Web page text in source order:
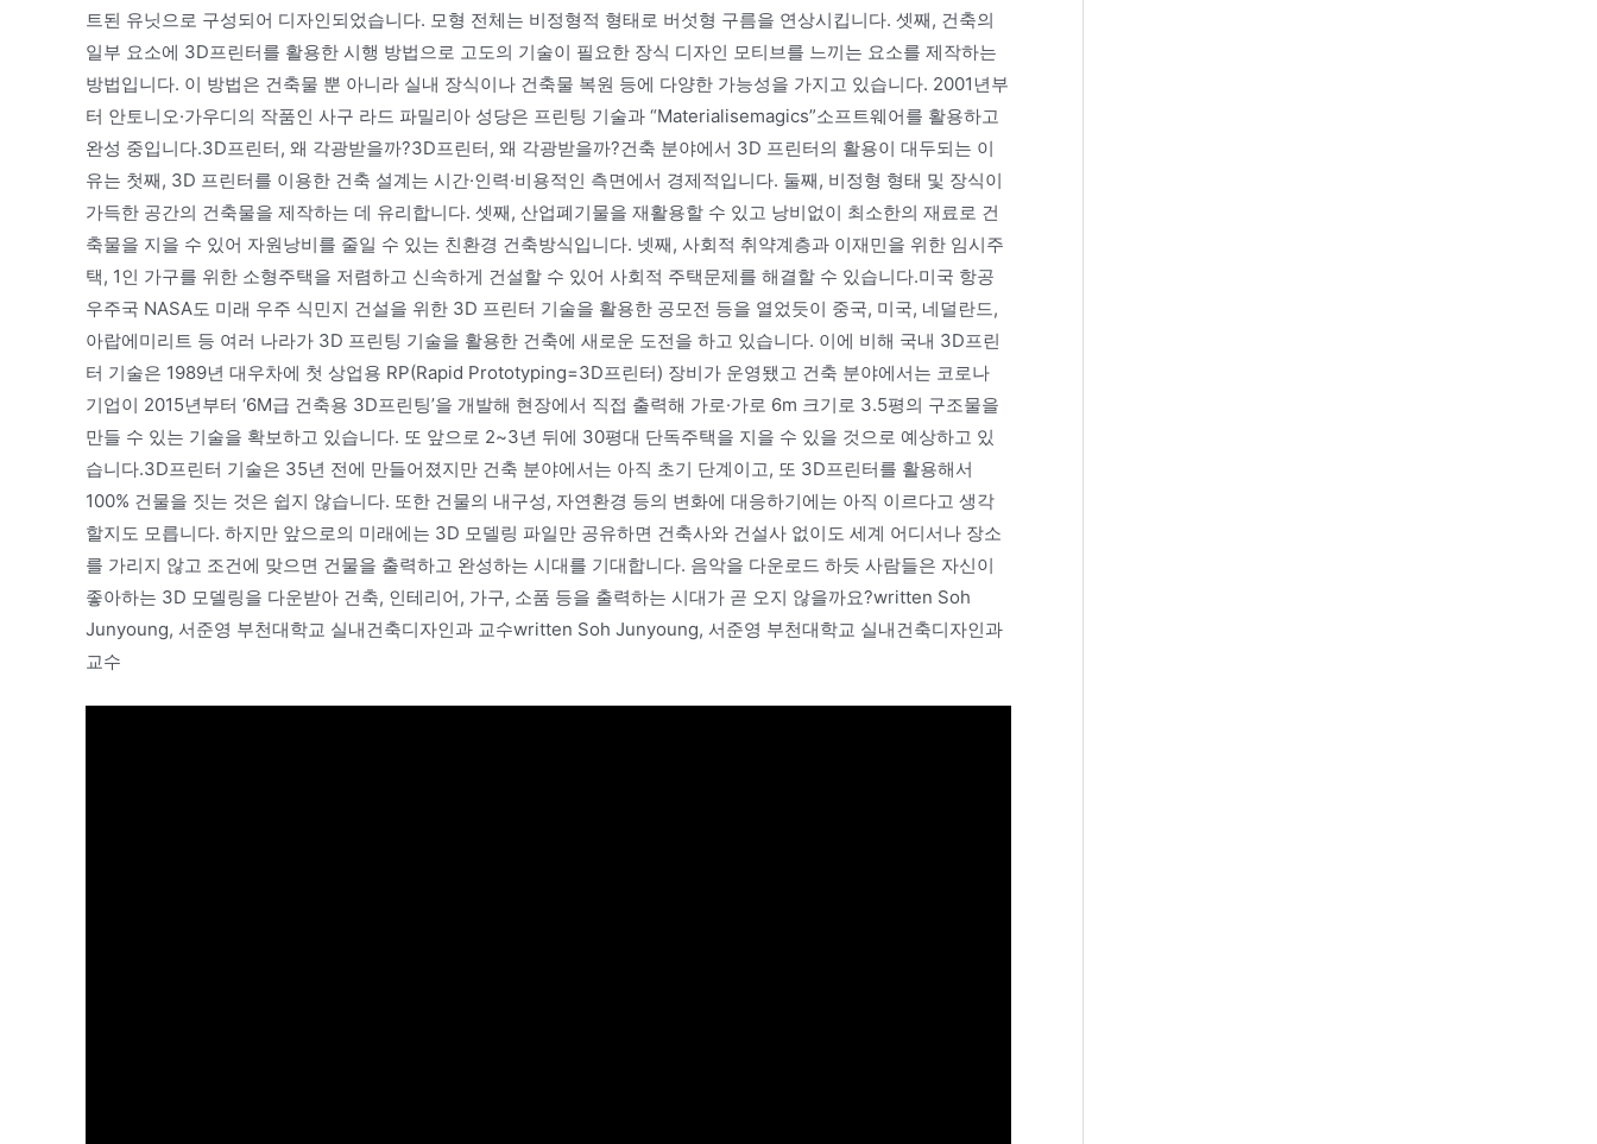
트된 유닛으로 구성되어 디자인되었습니다. 모형 전체는 비정형적 형태로 버섯형 구름을 연상시킵니다. 셋째, 건축의
일부 요소에 3D프린터를 활용한 시행 방법으로 고도의 기술이 필요한 장식 디자인 모티브를 느끼는 요소를 제작하는
방법입니다. 이 방법은 건축물 뿐 아니라 실내 장식이나 건축물 복원 등에 다양한 가능성을 가지고 있습니다. 2001년부
터 안토니오·가우디의 작품인 사구 라드 파밀리아 성당은 프린팅 기술과 “Materialisemagics”소프트웨어를 활용하고
완성 중입니다.3D프린터, 왜 각광받을까?3D프린터, 왜 각광받을까?건축 분야에서 3D 프린터의 활용이 대두되는 이
유는 첫째, 3D 프린터를 이용한 건축 설계는 시간·인력·비용적인 측면에서 경제적입니다. 둘째, 비정형 형태 및 장식이
가득한 공간의 건축물을 제작하는 데 유리합니다. 셋째, 산업폐기물을 재활용할 수 있고 낭비없이 최소한의 재료로 건
축물을 지을 수 있어 자원낭비를 줄일 수 있는 친환경 건축방식입니다. 넷째, 사회적 취약계층과 이재민을 위한 임시주
택, 1인 가구를 위한 소형주택을 저렴하고 신속하게 건설할 수 있어 사회적 주택문제를 해결할 수 있습니다.미국 항공
우주국 NASA도 미래 우주 식민지 건설을 위한 3D 프린터 기술을 활용한 공모전 등을 열었듯이 중국, 미국, 네덜란드,
아랍에미리트 등 여러 나라가 3D 프린팅 기술을 활용한 건축에 새로운 도전을 하고 있습니다. 이에 비해 국내 3D프린
터 기술은 1989년 대우차에 첫 상업용 RP(Rapid Prototyping=3D프린터) 장비가 운영됐고 건축 분야에서는 코로나
기업이 2015년부터 ‘6M급 건축용 3D프린팅’을 개발해 현장에서 직접 출력해 가로·가로 6m 크기로 3.5평의 구조물을
만들 수 있는 기술을 확보하고 있습니다. 또 앞으로 2~3년 뒤에 30평대 단독주택을 지을 수 있을 것으로 예상하고 있
습니다.3D프린터 기술은 35년 전에 만들어졌지만 건축 분야에서는 아직 초기 단계이고, 또 3D프린터를 활용해서
100% 건물을 짓는 것은 쉽지 않습니다. 또한 건물의 내구성, 자연환경 등의 변화에 대응하기에는 아직 이르다고 생각
할지도 모릅니다. 하지만 앞으로의 미래에는 3D 모델링 파일만 공유하면 건축사와 건설사 없이도 세계 어디서나 장소
를 가리지 않고 조건에 맞으면 건물을 출력하고 완성하는 시대를 기대합니다. 음악을 다운로드 하듯 사람들은 자신이
좋아하는 3D 모델링을 다운받아 건축, 인테리어, 가구, 소품 등을 출력하는 시대가 곧 오지 않을까요?written Soh
Junyoung, 서준영 부천대학교 실내건축디자인과 교수written Soh Junyoung, 서준영 부천대학교 실내건축디자인과
교수